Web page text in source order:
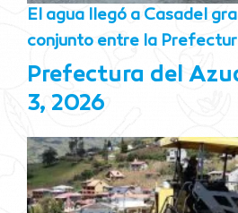
El agua llegó a Casadel
conjunto entre la
Prefectura del
3, 2026